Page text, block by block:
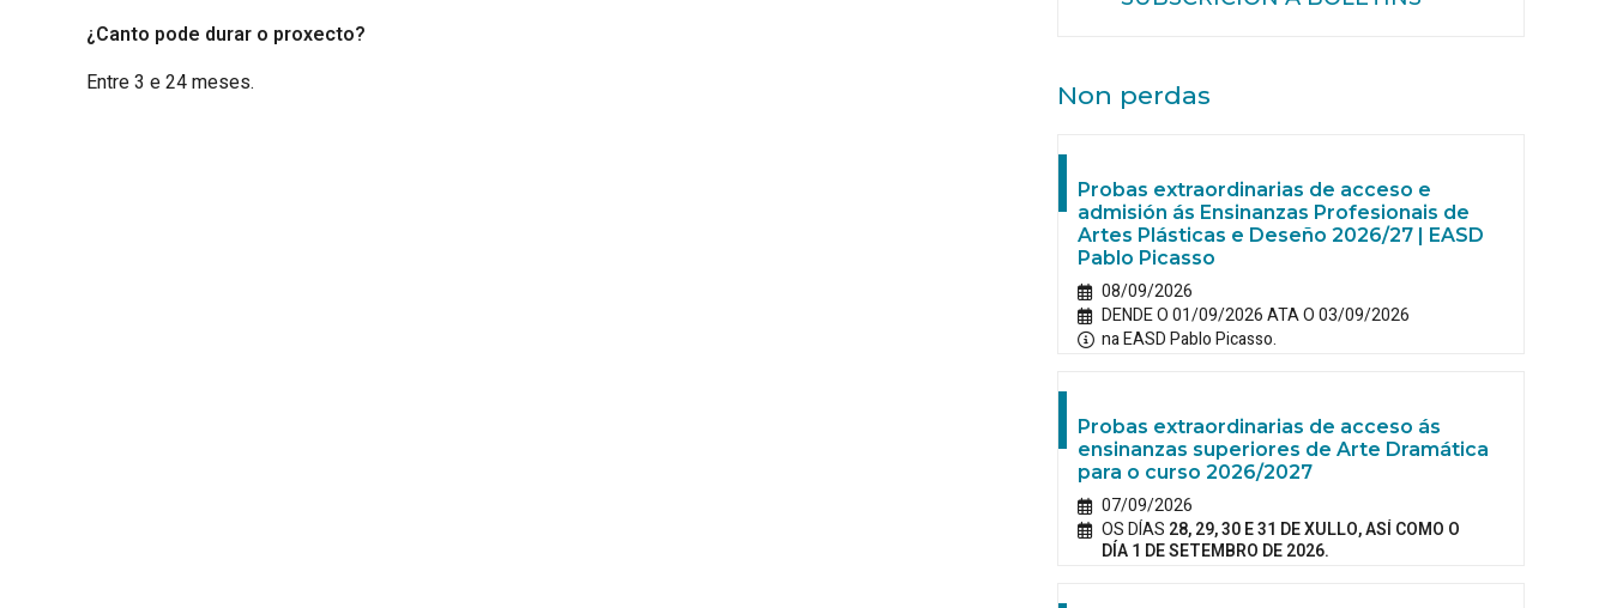
¿Canto pode durar o proxecto?
Entre 3 e 24 meses.
Non perdas
Probas extraordinarias de acceso e
admisión ás Ensinanzas Profesionais de
Artes Plásticas e Deseño 2026/27 | EASD
Pablo Picasso
08/09/2026
DENDE O 01/09/2026 ATA O 03/09/2026
na EASD Pablo Picasso.
Probas extraordinarias de acceso ás
ensinanzas superiores de Arte Dramática
para o curso 2026/2027
07/09/2026
OS DÍAS 28, 29, 30 E 31 DE XULLO, ASÍ COMO O
DÍA 1 DE SETEMBRO DE 2026.